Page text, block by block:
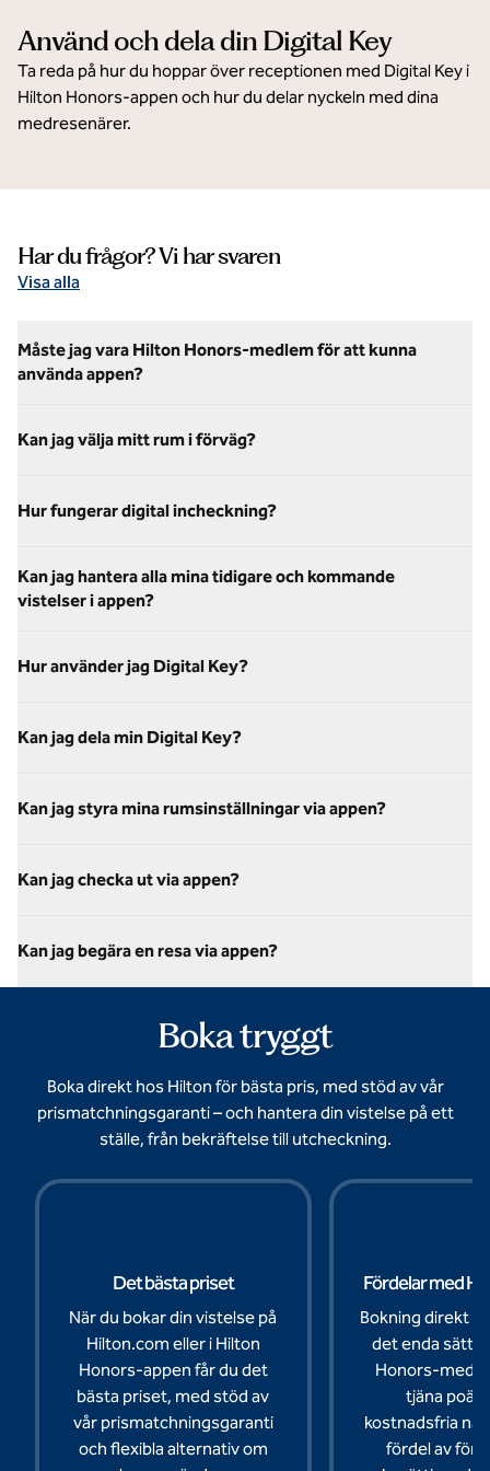
Använd och dela din Digital Key
Ta reda på hur du hoppar över receptionen med Digital Key i
Hilton Honors-appen och hur du delar nyckeln med dina
medresenärer.
Har du frågor? Vi har svaren
Visa alla
Måste jag vara Hilton Honors-medlem för att kunna
använda appen?
Kan jag välja mitt rum i förväg?
Hur fungerar digital incheckning?
Kan jag hantera alla mina tidigare och kommande
vistelser i appen?
Hur använder jag Digital Key?
Kan jag dela min Digital Key?
Kan jag styra mina rumsinställningar via appen?
Kan jag checka ut via appen?
Kan jag begära en resa via appen?
Boka tryggt
Boka direkt hos Hilton för bästa pris, med stöd av vår
prismatchningsgaranti – och hantera din vistelse på ett
ställe, från bekräftelse till utcheckning.
Det bästa priset
När du bokar din vistelse på
Hilton.com eller i Hilton
Honors-appen får du det
bästa priset, med stöd av
vår prismatchningsgaranti
och flexibla alternativ om
Fördelar med
Bokning direkt
det enda
Honors-
tjäna
kostnadsfria
fördel av